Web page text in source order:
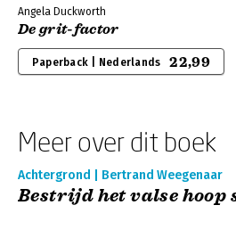
Angela Duckworth
De grit-factor
Paperback | Nederlands 22,99
Meer over dit boek
Achtergrond | Bertrand Weegenaar
Bestrijd het valse hoop